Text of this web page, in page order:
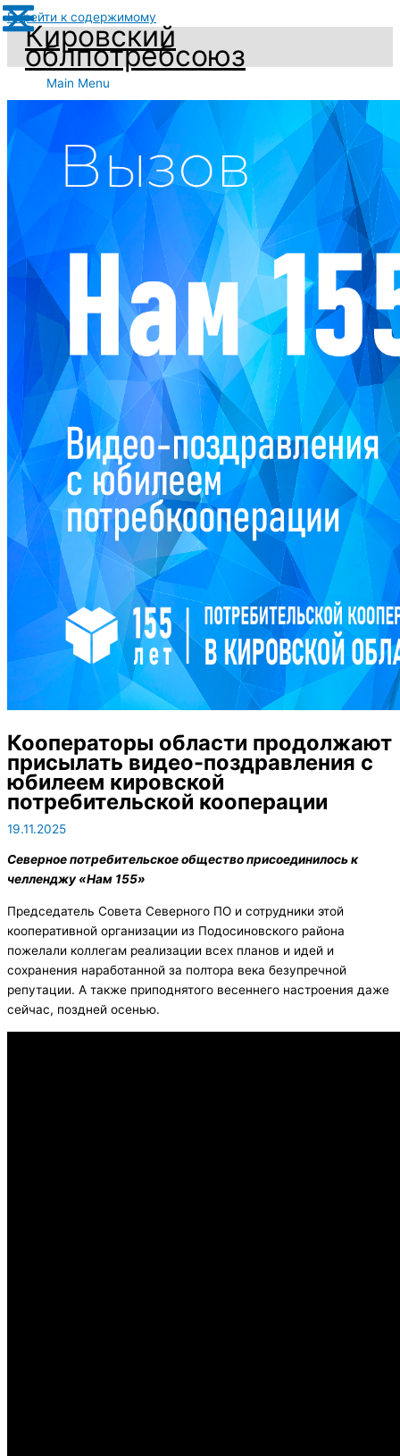
Перейти к содержимому
Кировский
облпотребсоюз
Main Menu
Кооператоры области продолжают
присылать видео-поздравления с
юбилеем кировской
потребительской кооперации
19.11.2025
Северное потребительское общество присоединилось к
челленджу «Нам 155»
Председатель Совета Северного ПО и сотрудники этой
кооперативной организации из Подосиновского района
пожелали коллегам реализации всех планов и идей и
сохранения наработанной за полтора века безупречной
репутации. А также приподнятого весеннего настроения даже
сейчас, поздней осенью.